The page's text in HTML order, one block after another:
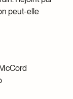
peut-elle